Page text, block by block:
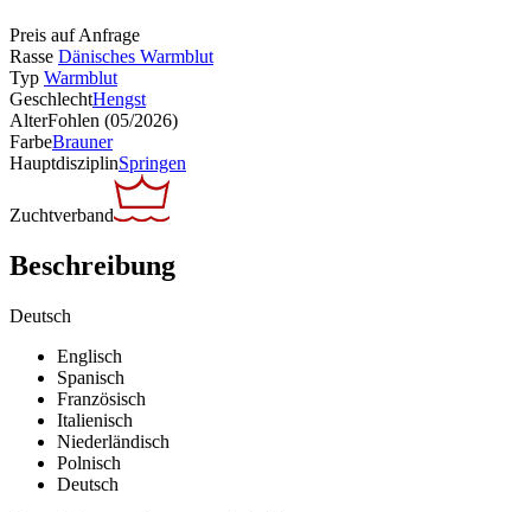
Preis auf Anfrage
Rasse Dänisches Warmblut
Typ Warmblut
GeschlechtHengst
AlterFohlen (05/2026)
FarbeBrauner
HauptdisziplinSpringen
Zuchtverband
Beschreibung
Deutsch
Englisch
Spanisch
Französisch
Italienisch
Niederländisch
Polnisch
Deutsch